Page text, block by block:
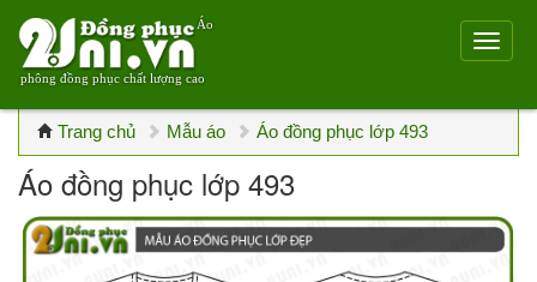
Áo
phông đồng phục chất lượng cao
Trang chủ Mẫu áo Áo đồng phục lớp 493
Áo đồng phục lớp 493